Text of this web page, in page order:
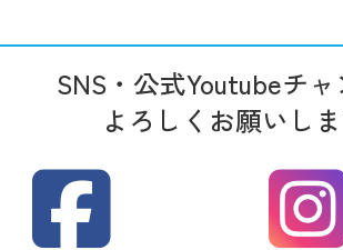
SNS・公式Youtubeチ
よろしくお願いしま